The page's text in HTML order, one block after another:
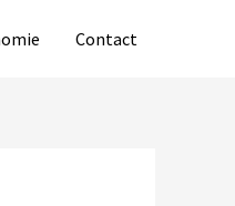
Contact